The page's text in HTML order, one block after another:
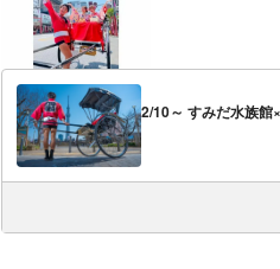
2/10～ すみだ水族